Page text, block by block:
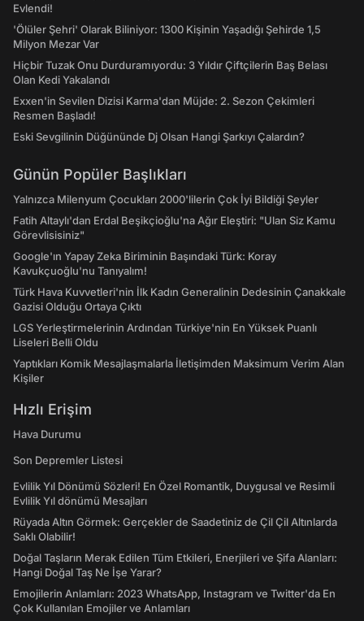
Evlendi!
'Ölüler Şehri' Olarak Biliniyor: 1300 Kişinin Yaşadığı Şehirde 1,5
Milyon Mezar Var
Hiçbir Tuzak Onu Durduramıyordu: 3 Yıldır Çiftçilerin Baş Belası
Olan Kedi Yakalandı
Exxen'in Sevilen Dizisi Karma'dan Müjde: 2. Sezon Çekimleri
Resmen Başladı!
Eski Sevgilinin Düğününde Dj Olsan Hangi Şarkıyı Çalardın?
Günün Popüler Başlıkları
Yalnızca Milenyum Çocukları 2000'lilerin Çok İyi Bildiği Şeyler
Fatih Altaylı'dan Erdal Beşikçioğlu'na Ağır Eleştiri: "Ulan Siz Kamu
Görevlisisiniz"
Google'ın Yapay Zeka Biriminin Başındaki Türk: Koray
Kavukçuoğlu'nu Tanıyalım!
Türk Hava Kuvvetleri'nin İlk Kadın Generalinin Dedesinin Çanakkale
Gazisi Olduğu Ortaya Çıktı
LGS Yerleştirmelerinin Ardından Türkiye'nin En Yüksek Puanlı
Liseleri Belli Oldu
Yaptıkları Komik Mesajlaşmalarla İletişimden Maksimum Verim Alan
Kişiler
Hızlı Erişim
Hava Durumu
Son Depremler Listesi
Evlilik Yıl Dönümü Sözleri! En Özel Romantik, Duygusal ve Resimli
Evlilik Yıl dönümü Mesajları
Rüyada Altın Görmek: Gerçekler de Saadetiniz de Çil Çil Altınlarda
Saklı Olabilir!
Doğal Taşların Merak Edilen Tüm Etkileri, Enerjileri ve Şifa Alanları:
Hangi Doğal Taş Ne İşe Yarar?
Emojilerin Anlamları: 2023 WhatsApp, Instagram ve Twitter'da En
Çok Kullanılan Emojiler ve Anlamları